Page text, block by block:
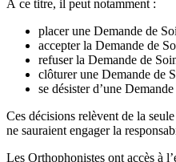
À ce titre, il peut notamment :
placer une Demande de
accepter la Demande de
refuser la Demande de
clôturer une Demande de
se désister d’une
Ces décisions relèvent de la
ne sauraient engager la
Les Orthophonistes ont accès à